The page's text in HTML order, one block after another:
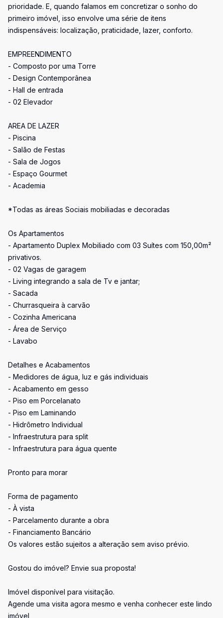
prioridade. E, quando falamos em concretizar o sonho do
primeiro imóvel, isso envolve uma série de itens
indispensáveis: localização, praticidade, lazer, conforto.
EMPREENDIMENTO
- Composto por uma Torre
- Design Contemporânea
- Hall de entrada
- 02 Elevador
AREA DE LAZER
- Piscina
- Salão de Festas
- Sala de Jogos
- Espaço Gourmet
- Academia
*Todas as áreas Sociais mobiliadas e decoradas
Os Apartamentos
- Apartamento Duplex Mobiliado com 03 Suítes com 150,00m²
privativos.
- 02 Vagas de garagem
- Living integrando a sala de Tv e jantar;
- Sacada
- Churrasqueira à carvão
- Cozinha Americana
- Área de Serviço
- Lavabo
Detalhes e Acabamentos
- Medidores de água, luz e gás individuais
- Acabamento em gesso
- Piso em Porcelanato
- Piso em Laminando
- Hidrômetro Individual
- Infraestrutura para split
- Infraestrutura para água quente
Pronto para morar
Forma de pagamento
- À vista
- Parcelamento durante a obra
- Financiamento Bancário
Os valores estão sujeitos a alteração sem aviso prévio.
Gostou do imóvel? Envie sua proposta!
Imóvel disponível para visitação.
Agende uma visita agora mesmo e venha conhecer este lindo
imóvel